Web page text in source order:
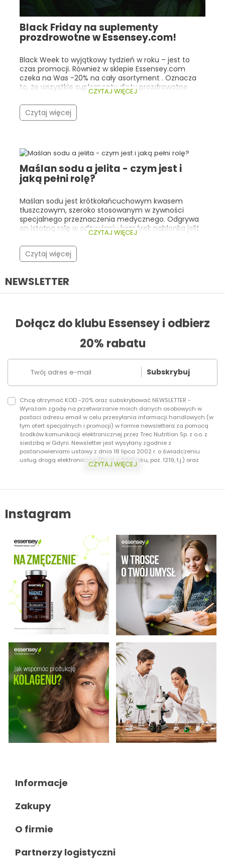
Black Friday na suplementy
prozdrowotne w Essensey.com!
Black Week to wyjątkowy tydzień w roku – jest to
czas promocji. Również w sklepie Essensey.com
czeka na Was -20% na cały asortyment . Oznacza
to, że wszystkie suplementy diety prozdrowotne
kupimy o jedną piątą taniej! Co istotne, nasza
promocja trwa cały tydzień (do 30.11.2025r 23:59), a
nie tylko w trakcie Black Friday! Warto zwrócić
szczególną uwagę na bestsellery Essensey oraz
samopoczucie są bardzo istotne. Zarówno w
Essensey, jak i w innych sklepach z suplementami
prozdrowotnymi, klienci najczęściej wybierają
kolageny, adaptogeny, witaminy/minerały
wspierające odporność oraz kwasy Omega-3 .
Poniżej przedstawiamy najlepsze oferty Black Week
na topowe suplementy w Essensey.com – wraz z ich
cenami promocyjnymi i krótkim opisem właściwości.
CZYTAJ WIĘCEJ
Czytaj więcej
Maślan sodu a jelita - czym jest i
jaką pełni rolę?
Maślan sodu jest krótkołańcuchowym kwasem
tłuszczowym, szeroko stosowanym w żywności
specjalnego przeznaczenia medycznego. Odgrywa
on istotną rolę w odżywianiu komórek nabłonka jelit.
Warto znać jego rolę i źródła, ponieważ może on
stanowić cenne wsparcie w postępowaniu
dietetycznym w zaburzeniach przewodu
pokarmowego.
CZYTAJ WIĘCEJ
Czytaj więcej
NEWSLETTER
Dołącz do klubu Essensey i odbierz
20% rabatu
Subskrybuj
Chcę otrzymać KOD -20% oraz subskrybować NEWSLETTER -
Wyrażam zgodę na przetwarzanie moich danych osobowych w
postaci adresu email w celu przesyłania informacji handlowych (w
tym ofert specjalnych i promocji) w formie newslettera za pomocą
środków komunikacji elektronicznej przez Trec Nutrition Sp. z o.o. z
siedzibą w Gdyni. Newsletter jest wysyłany zgodnie z
postanowieniami ustawy z dnia 18 lipca 2002 r. o świadczeniu
usług drogą elektroniczną (Dz. U. z 2017 roku, poz. 1219, t.j.) oraz
ustawy z dnia 16 lipca 2004 r. Prawo telekomunikacyjne (Dz.U. z 2017
CZYTAJ WIĘCEJ
Instagram
Informacje
Zakupy
O firmie
Partnerzy logistyczni